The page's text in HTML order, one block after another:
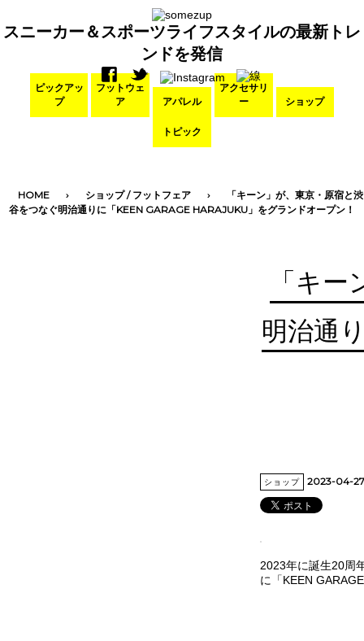
スニーカー＆スポーツライフスタイルの最新トレ
ンドを発信
ピックアッ
プ
フットウェ
ア
アパレル
アクセサリ
ー
ショップ
トピック
HOME ショップ/ フットフェア
「キーン」が、東京・原宿と渋
谷をつなぐ明治通りに「KEEN GARAGE HARAJUKU」をグランドオープン！
「キ
明治通
ショップ 2023-04-
2023年に誕生20周
に「KEEN